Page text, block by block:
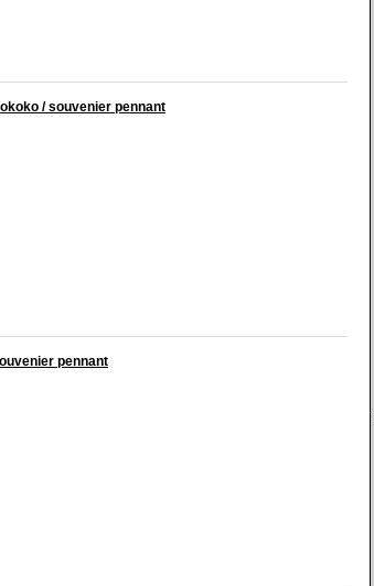
/ souvenier pennant
pennant